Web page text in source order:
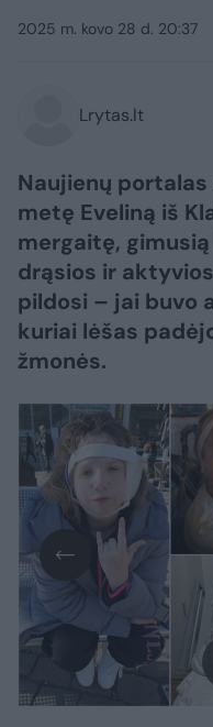
2025 m. kovo 28 d. 20:37
Lrytas.lt
Naujienų portalas
metę Eveliną iš
mergaitę,
drąsios ir
pildosi – jai buvo
kuriai lėšas
žmonės.